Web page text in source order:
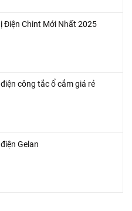
Điện Chint Mới Nhất 2025
công tắc ổ cắm giá rẻ
Gelan